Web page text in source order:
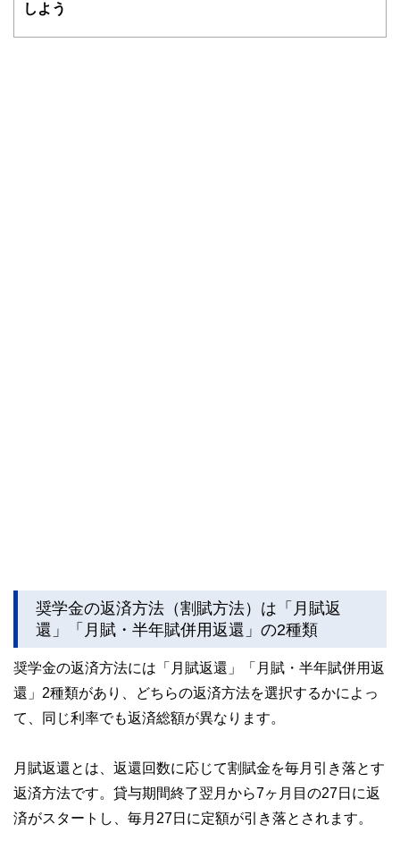
しよう
奨学金の返済方法（割賦方法）は「月賦返
還」「月賦・半年賦併用返還」の2種類
奨学金の返済方法には「月賦返還」「月賦・半年賦併用返
還」2種類があり、どちらの返済方法を選択するかによっ
て、同じ利率でも返済総額が異なります。
月賦返還とは、返還回数に応じて割賦金を毎月引き落とす
返済方法です。貸与期間終了翌月から7ヶ月目の27日に返
済がスタートし、毎月27日に定額が引き落とされます。